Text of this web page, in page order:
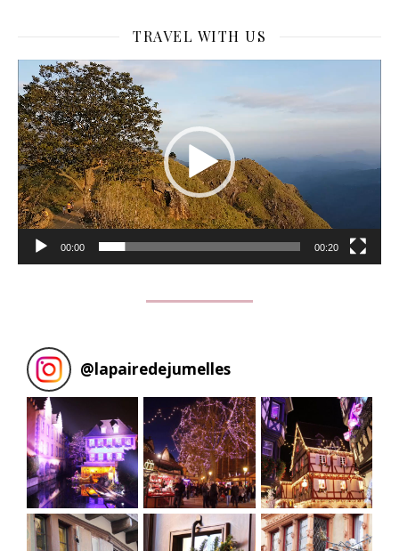
TRAVEL WITH US
Lecteur
vidéo
00:00 00:20
@lapairedejumelles